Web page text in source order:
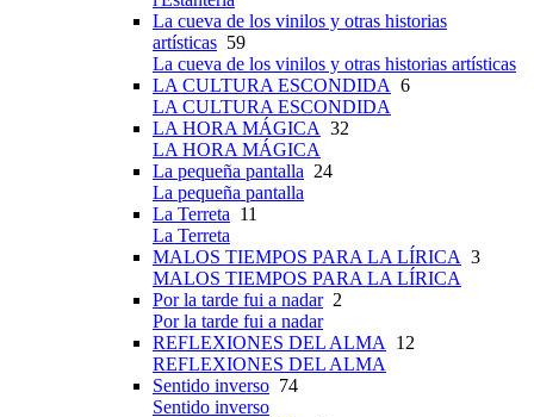
La cueva de los vinilos y otras historias
artísticas 59
La cueva de los vinilos y otras historias artísticas
LA CULTURA ESCONDIDA 6
LA CULTURA ESCONDIDA
LA HORA MÁGICA 32
LA HORA MÁGICA
La pequeña pantalla 24
La pequeña pantalla
La Terreta 11
La Terreta
MALOS TIEMPOS PARA LA LÍRICA 3
MALOS TIEMPOS PARA LA LÍRICA
Por la tarde fui a nadar2
Por la tarde fui a nadar
REFLEXIONES DEL ALMA
12
REFLEXIONES DEL ALMA
Sentido inverso 74
Sentido inverso